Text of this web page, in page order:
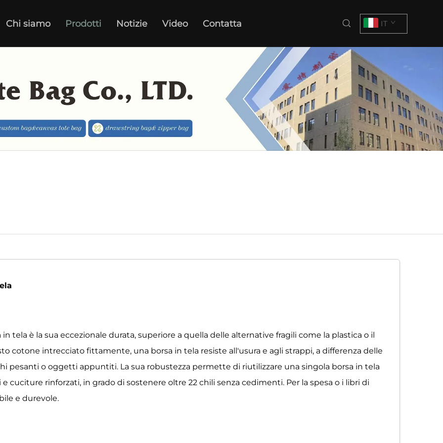
Chi siamo Prodotti Notizie Video Contatta IT
tela è la sua eccezionale durata, superiore a quella delle alternative fragili come la plastica o il
cotone intrecciato fittamente, una borsa in tela resiste all'usura e agli strappi, a differenza delle
pesanti o oggetti appuntiti. La sua robustezza permette di riutilizzare una singola borsa in tela
cuciture rinforzati, in grado di sostenere oltre 22 chili senza cedimenti. Per la spesa o i libri di
e durevole.